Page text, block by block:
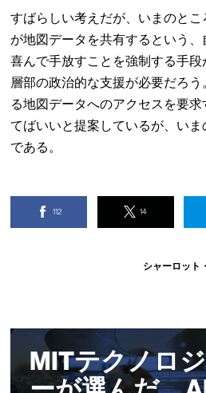
すばらしい考えだが、いまのと
が地図データを共有するという
喜んで手放すことを強制する手
層部の政治的な支援が必要だろう
る地図データへのアクセスを要
てばいいと提案しているが、い
である。
112 14
シャーロット
MITテクノロ